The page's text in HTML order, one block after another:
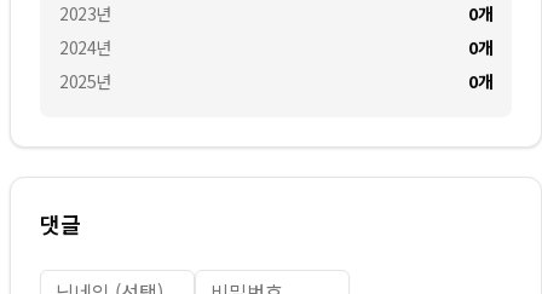
2023년
2024년
2025년
0개
0개
0개
댓글